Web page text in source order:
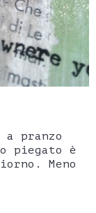
pranzo
piegato è
Meno